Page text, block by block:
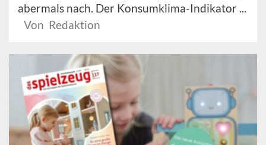
abermals nach. Der Konsumklima-Indikator ...
Von Redaktion